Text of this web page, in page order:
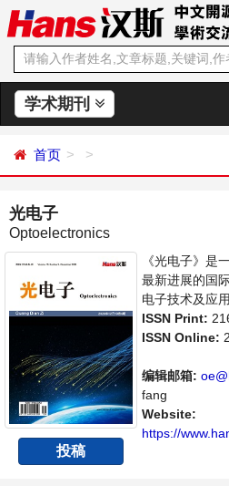
学术期刊
首页
光电子
Optoelectronics
投稿
《光电子》是
最新进展的国
电子技术及应
想创新、学术
学术性、思想
和讨论光电子
流平台。
ISSN Print:
ISSN Online:
编辑邮箱:
fang
Website:
https://